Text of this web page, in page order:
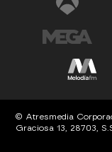
© Atresmedia
Graciosa 13, 28703,